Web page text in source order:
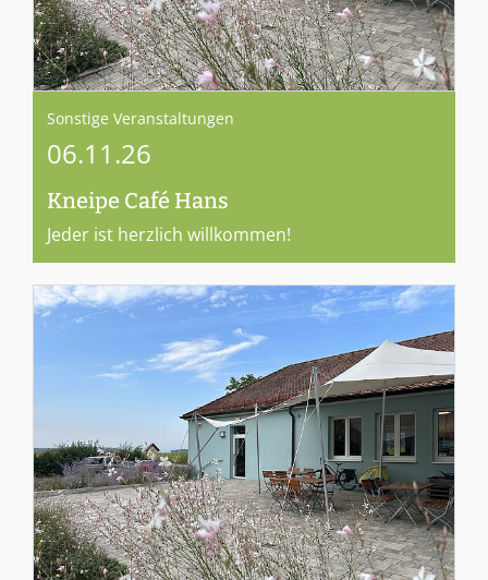
Sonstige Veranstaltungen
06.11.26
Kneipe Café Hans
Jeder ist herzlich willkommen!